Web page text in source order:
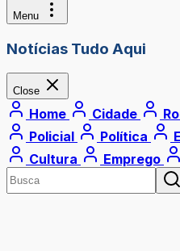
Menu
Notícias Tudo Aqui
Close
Home Cidade
Policial
Política
Cultura
Emprego